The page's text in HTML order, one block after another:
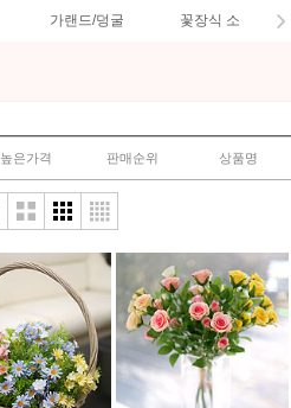
가랜드/덩굴 꽃장식 소
높은가격 판매순위 상품명